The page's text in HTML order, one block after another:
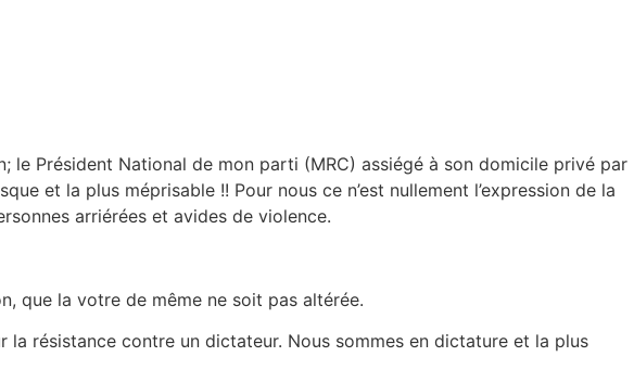
le Président National de mon parti (MRC) assiégé à son domicile privé par
et la plus méprisable !! Pour nous ce n’est nullement l’expression de la
arriérées et avides de violence.
que la votre de même ne soit pas altérée.
résistance contre un dictateur. Nous sommes en dictature et la plus